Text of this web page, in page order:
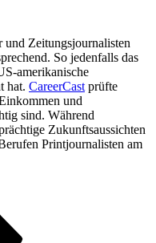
und Zeitungsjournalisten
So jedenfalls das
amerikanische
hat. CareerCast prüfte
und
sind. Während
Zukunftsaussichten
Printjournalisten am